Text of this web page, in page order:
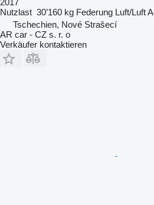
Nutzlast 30’160 kg Federung Luft/Luft
Tschechien, Nové Strašecí
AR car - CZ s. r. o
Verkäufer kontaktieren